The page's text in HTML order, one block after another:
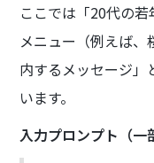
ここでは「20代の
メニュー（例えば
内するメッセージ」
います。
入力プロンプト（一